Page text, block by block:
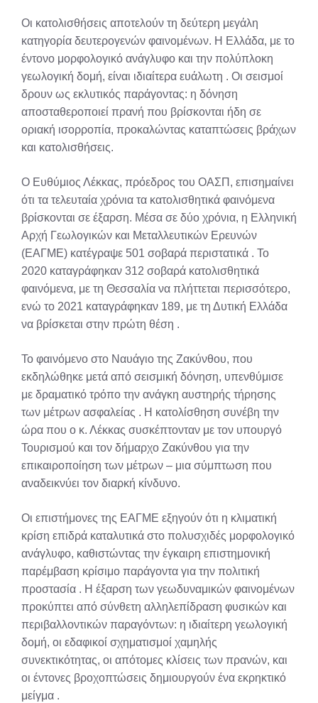
Οι κατολισθήσεις αποτελούν τη δεύτερη μεγάλη
κατηγορία δευτερογενών φαινομένων. Η Ελλάδα, με το
έντονο μορφολογικό ανάγλυφο και την πολύπλοκη
γεωλογική δομή, είναι ιδιαίτερα ευάλωτη . Οι σεισμοί
δρουν ως εκλυτικός παράγοντας: η δόνηση
αποσταθεροποιεί πρανή που βρίσκονται ήδη σε
οριακή ισορροπία, προκαλώντας καταπτώσεις βράχων
και κατολισθήσεις.
Ο Ευθύμιος Λέκκας, πρόεδρος του ΟΑΣΠ, επισημαίνει
ότι τα τελευταία χρόνια τα κατολισθητικά φαινόμενα
βρίσκονται σε έξαρση. Μέσα σε δύο χρόνια, η Ελληνική
Αρχή Γεωλογικών και Μεταλλευτικών Ερευνών
(ΕΑΓΜΕ) κατέγραψε 501 σοβαρά περιστατικά . Το
2020 καταγράφηκαν 312 σοβαρά κατολισθητικά
φαινόμενα, με τη Θεσσαλία να πλήττεται περισσότερο,
ενώ το 2021 καταγράφηκαν 189, με τη Δυτική Ελλάδα
να βρίσκεται στην πρώτη θέση .
Το φαινόμενο στο Ναυάγιο της Ζακύνθου, που
εκδηλώθηκε μετά από σεισμική δόνηση, υπενθύμισε
με δραματικό τρόπο την ανάγκη αυστηρής τήρησης
των μέτρων ασφαλείας . Η κατολίσθηση συνέβη την
ώρα που ο κ. Λέκκας συσκέπτονταν με τον υπουργό
Τουρισμού και τον δήμαρχο Ζακύνθου για την
επικαιροποίηση των μέτρων – μια σύμπτωση που
αναδεικνύει τον διαρκή κίνδυνο.
Οι επιστήμονες της ΕΑΓΜΕ εξηγούν ότι η κλιματική
κρίση επιδρά καταλυτικά στο πολυσχιδές μορφολογικό
ανάγλυφο, καθιστώντας την έγκαιρη επιστημονική
παρέμβαση κρίσιμο παράγοντα για την πολιτική
προστασία . Η έξαρση των γεωδυναμικών φαινομένων
προκύπτει από σύνθετη αλληλεπίδραση φυσικών και
περιβαλλοντικών παραγόντων: η ιδιαίτερη γεωλογική
δομή, οι εδαφικοί σχηματισμοί χαμηλής
συνεκτικότητας, οι απότομες κλίσεις των πρανών, και
οι έντονες βροχοπτώσεις δημιουργούν ένα εκρηκτικό
μείγμα .